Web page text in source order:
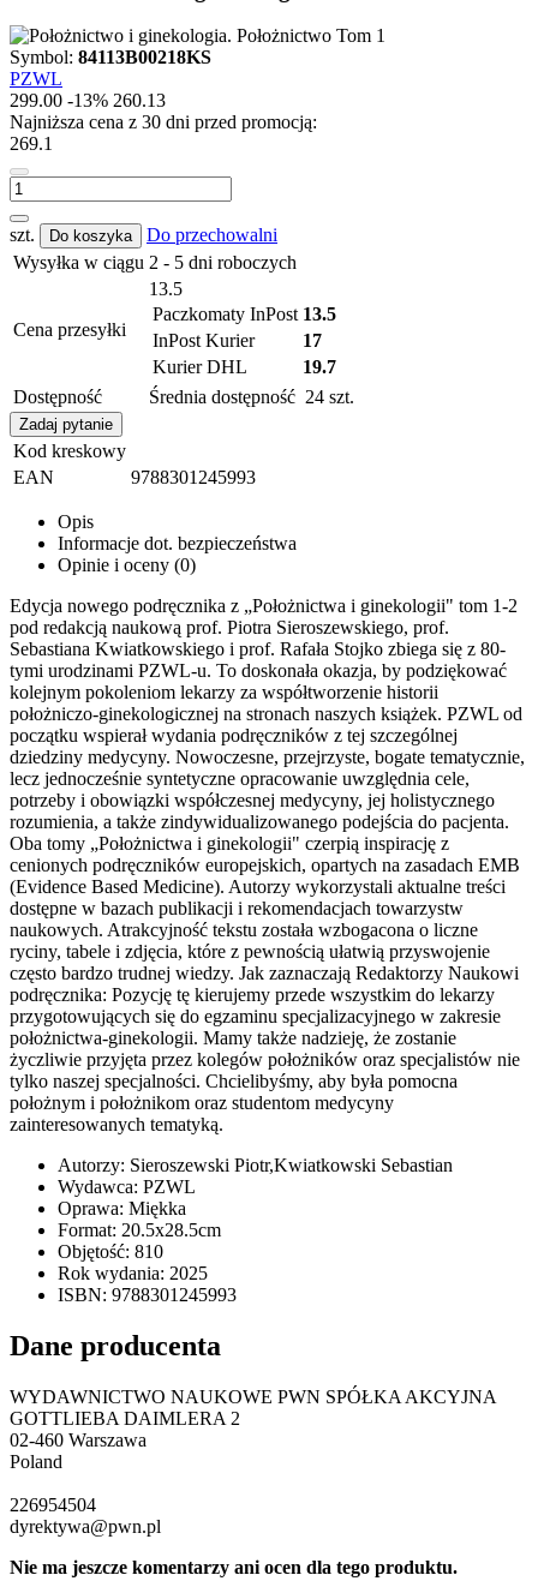
Symbol: 84113B00218KS
PZWL
299.00 -13% 260.13
Najniższa cena z 30 dni przed promocją:
269.1
szt. Do koszyka
Do przechowalni
Wysyłka w ciągu 2 - 5 dni roboczych
Cena przesyłki
13.5
Paczkomaty InPost 13.5
InPost Kurier
17
Kurier DHL
19.7
Dostępność
Średnia dostępność 24 szt.
Zadaj pytanie
Kod kreskowy
EAN
9788301245993
Opis
Informacje dot. bezpieczeństwa
Opinie i oceny (0)
Edycja nowego podręcznika z „Położnictwa i ginekologii" tom 1-2
pod redakcją naukową prof. Piotra Sieroszewskiego, prof.
Sebastiana Kwiatkowskiego i prof. Rafała Stojko zbiega się z 80-
tymi urodzinami PZWL-u. To doskonała okazja, by podziękować
kolejnym pokoleniom lekarzy za współtworzenie historii
położniczo-ginekologicznej na stronach naszych książek. PZWL od
początku wspierał wydania podręczników z tej szczególnej
dziedziny medycyny. Nowoczesne, przejrzyste, bogate tematycznie,
lecz jednocześnie syntetyczne opracowanie uwzględnia cele,
potrzeby i obowiązki współczesnej medycyny, jej holistycznego
rozumienia, a także zindywidualizowanego podejścia do pacjenta.
Oba tomy „Położnictwa i ginekologii" czerpią inspirację z
cenionych podręczników europejskich, opartych na zasadach EMB
(Evidence Based Medicine). Autorzy wykorzystali aktualne treści
dostępne w bazach publikacji i rekomendacjach towarzystw
naukowych. Atrakcyjność tekstu została wzbogacona o liczne
ryciny, tabele i zdjęcia, które z pewnością ułatwią przyswojenie
często bardzo trudnej wiedzy. Jak zaznaczają Redaktorzy Naukowi
podręcznika: Pozycję tę kierujemy przede wszystkim do lekarzy
przygotowujących się do egzaminu specjalizacyjnego w zakresie
położnictwa-ginekologii. Mamy także nadzieję, że zostanie
życzliwie przyjęta przez kolegów położników oraz specjalistów nie
tylko naszej specjalności. Chcielibyśmy, aby była pomocna
położnym i położnikom oraz studentom medycyny
zainteresowanych tematyką.
Autorzy: Sieroszewski Piotr,Kwiatkowski Sebastian
Wydawca: PZWL
Oprawa: Miękka
Format: 20.5x28.5cm
Objętość: 810
Rok wydania: 2025
ISBN: 9788301245993
Dane producenta
WYDAWNICTWO NAUKOWE PWN SPÓŁKA AKCYJNA
GOTTLIEBA DAIMLERA 2
02-460 Warszawa
Poland
226954504
dyrektywa@pwn.pl
Nie ma jeszcze komentarzy ani ocen dla tego produktu.